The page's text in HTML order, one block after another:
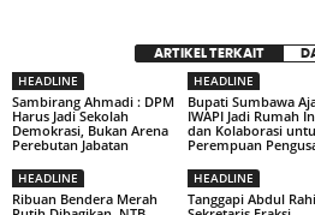
ARTIKEL TERKAIT
HEADLINE
Sambirang Ahmadi : DPM
Harus Jadi Sekolah
Demokrasi, Bukan Arena
Perebutan Jabatan
HEADLINE
Bupati Sumbawa
IWAPI Jadi Rumah
dan Kolaborasi
Perempuan
HEADLINE
Ribuan Bendera Merah
HEADLINE
Tanggapi Abdul